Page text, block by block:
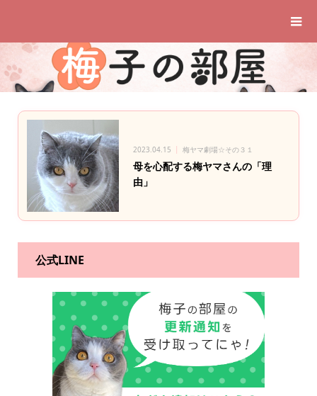
2023.04.15 梅ヤマ劇場☆その３１
母を心配する梅ヤマさんの「理
由」
公式LINE